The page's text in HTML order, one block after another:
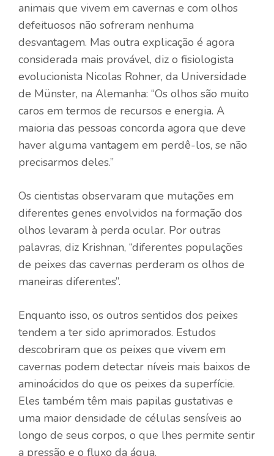
animais que vivem em cavernas e com olhos
defeituosos não sofreram nenhuma
desvantagem. Mas outra explicação é agora
considerada mais provável, diz o fisiologista
evolucionista Nicolas Rohner, da Universidade
de Münster, na Alemanha: “Os olhos são muito
caros em termos de recursos e energia. A
maioria das pessoas concorda agora que deve
haver alguma vantagem em perdê-los, se não
precisarmos deles.”
Os cientistas observaram que mutações em
diferentes genes envolvidos na formação dos
olhos levaram à perda ocular. Por outras
palavras, diz Krishnan, “diferentes populações
de peixes das cavernas perderam os olhos de
maneiras diferentes”.
Enquanto isso, os outros sentidos dos peixes
tendem a ter sido aprimorados. Estudos
descobriram que os peixes que vivem em
cavernas podem detectar níveis mais baixos de
aminoácidos do que os peixes da superfície.
Eles também têm mais papilas gustativas e
uma maior densidade de células sensíveis ao
longo de seus corpos, o que lhes permite sentir
a pressão e o fluxo da água.